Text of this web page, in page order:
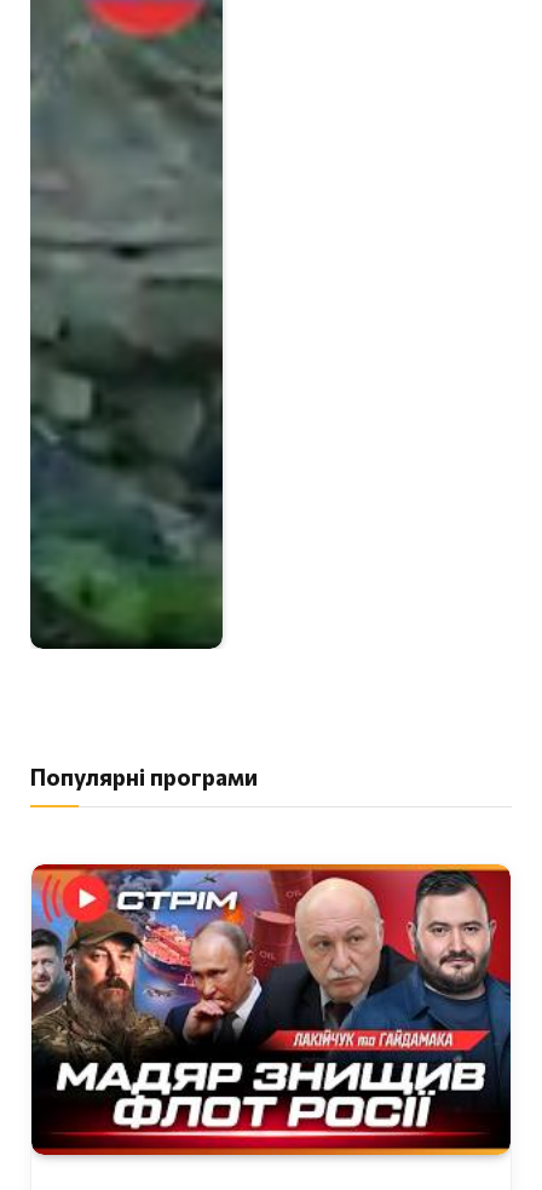
Популярні програми